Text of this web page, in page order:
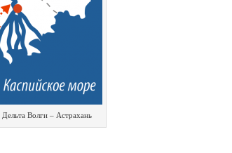
Волги – Астрахань